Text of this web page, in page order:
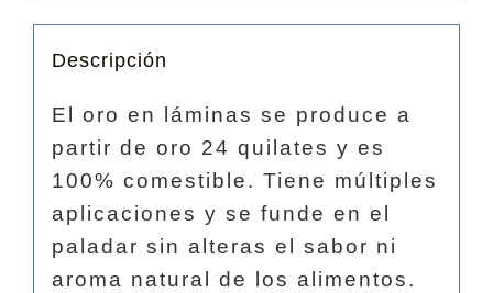
Descripción
El oro en láminas se produce a
partir de oro 24 quilates y es
100% comestible. Tiene múltiples
aplicaciones y se funde en el
paladar sin alteras el sabor ni
aroma natural de los alimentos.